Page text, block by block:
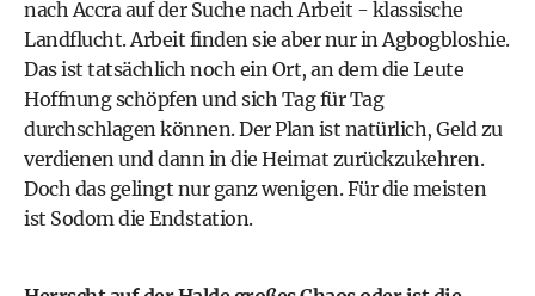
nach Accra auf der Suche nach Arbeit - klassische
Landflucht. Arbeit finden sie aber nur in Agbogbloshie.
Das ist tatsächlich noch ein Ort, an dem die Leute
Hoffnung schöpfen und sich Tag für Tag
durchschlagen können. Der Plan ist natürlich, Geld zu
verdienen und dann in die Heimat zurückzukehren.
Doch das gelingt nur ganz wenigen. Für die meisten
ist Sodom die Endstation.